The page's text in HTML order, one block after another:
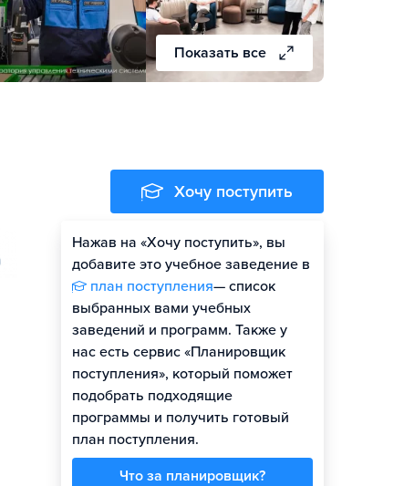
Показать все
Хочу поступить
Нажав на «Хочу поступить», вы
добавите это учебное заведение в
план поступления— список
выбранных вами учебных
заведений и программ. Также у
нас есть сервис «Планировщик
поступления», который поможет
подобрать подходящие
программы и получить готовый
план поступления.
Что за планировщик?
Представитель колледжа
Приемная комиссия